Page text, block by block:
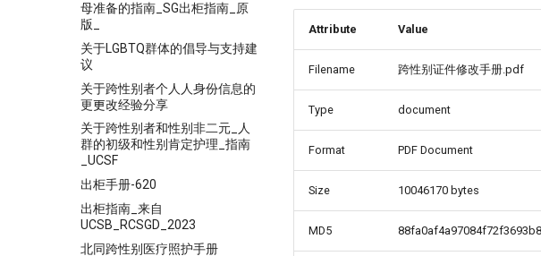
母准备的指南_SG出柜指南_原
版_
关于LGBTQ群体的倡导与支持建
议
关于跨性别者个⼈人身份信息的
更更改经验分享
关于跨性别者和性别非二元_人
群的初级和性别肯定护理_指南
_UCSF
出柜手册-620
出柜指南_来自
UCSB_RCSGD_2023
北同跨性别医疗照护手册
Attribute Value
Filename 跨性别证件修改手册.pdf
Type document
Format PDF Document
Size 10046170 bytes
MD5